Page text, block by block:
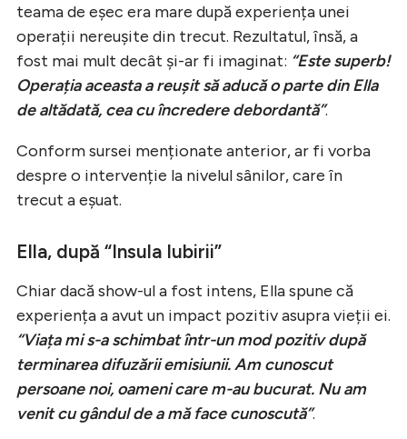
teama de eșec era mare după experiența unei
operații nereușite din trecut. Rezultatul, însă, a
fost mai mult decât și-ar fi imaginat: “Este superb!
Operația aceasta a reușit să aducă o parte din Ella
de altădată, cea cu încredere debordantă”.
Conform sursei menționate anterior, ar fi vorba
despre o intervenție la nivelul sânilor, care în
trecut a eșuat.
Ella, după “Insula Iubirii”
Chiar dacă show-ul a fost intens, Ella spune că
experiența a avut un impact pozitiv asupra vieții ei.
“Viața mi s-a schimbat într-un mod pozitiv după
terminarea difuzării emisiunii. Am cunoscut
persoane noi, oameni care m-au bucurat. Nu am
venit cu gândul de a mă face cunoscută”.